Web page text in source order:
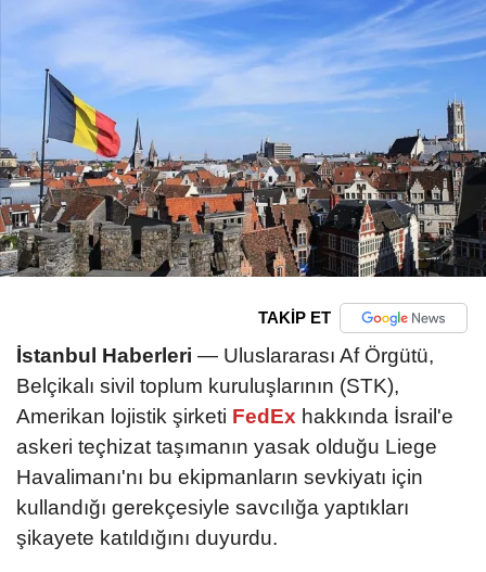
TAKİP ET
İstanbul Haberleri — Uluslararası Af Örgütü,
Belçikalı sivil toplum kuruluşlarının (STK),
Amerikan lojistik şirketi FedEx hakkında İsrail'e
askeri teçhizat taşımanın yasak olduğu Liege
Havalimanı'nı bu ekipmanların sevkiyatı için
kullandığı gerekçesiyle savcılığa yaptıkları
şikayete katıldığını duyurdu.